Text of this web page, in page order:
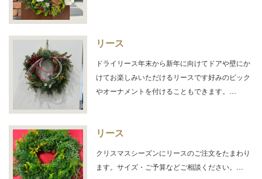
リース
ドライリース年末から新年に向けてドアや壁にか
けてお楽しみいただけるリースです好みのピック
やオーナメントを付けることもできます。…
リース
クリスマスシーズンにリースのご注文をたまわり
ます。サイズ・ご予算などご相談ください。…